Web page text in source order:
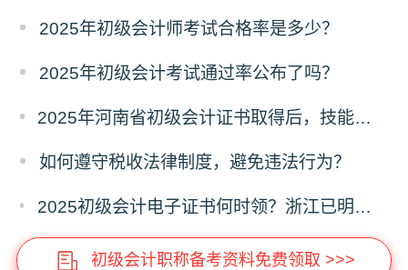
2025年初级会计师考试合格率是多少？
2025年初级会计考试通过率公布了吗？
2025年河南省初级会计证书取得后，技能提升补贴政策初级1000元
如何遵守税收法律制度，避免违法行为？
2025初级会计电子证书何时领？浙江已明确时间，下载流程提前存！
初级会计职称备考资料免费领取 >>>